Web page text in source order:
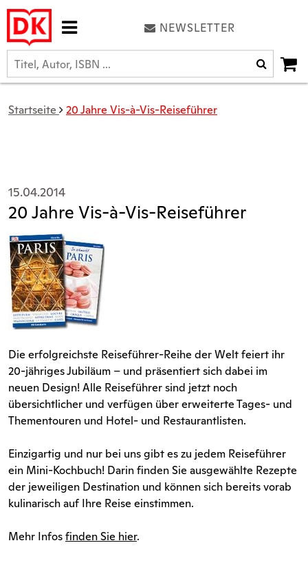
NEWSLETTER
Startseite 20 Jahre Vis-à-Vis-Reiseführer
15.04.2014
20 Jahre Vis-à-Vis-Reiseführer
Die erfolgreichste Reiseführer-Reihe der Welt feiert ihr
20-jähriges Jubiläum – und präsentiert sich dabei im
neuen Design! Alle Reiseführer sind jetzt noch
übersichtlicher und verfügen über erweiterte Tages- und
Thementouren und Hotel- und Restaurantlisten.
Einzigartig und nur bei uns gibt es zu jedem Reiseführer
ein Mini-Kochbuch! Darin finden Sie ausgewählte Rezepte
der jeweiligen Destination und können sich bereits vorab
kulinarisch auf Ihre Reise einstimmen.
Mehr Infosfinden Sie hier.